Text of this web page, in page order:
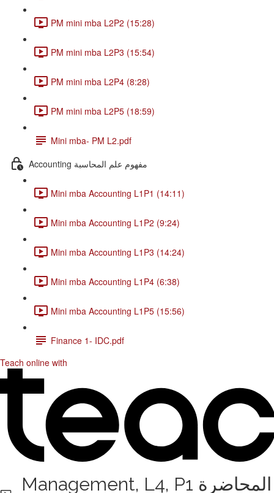
PM mini mba L2P2 (15:28)
PM mini mba L2P3 (15:54)
PM mini mba L2P4 (8:28)
PM mini mba L2P5 (18:59)
Mini mba- PM L2.pdf
Accounting مفهوم علم المحاسبة
Mini mba Accounting L1P1 (14:11)
Mini mba Accounting L1P2 (9:24)
Mini mba Accounting L1P3 (14:24)
Mini mba Accounting L1P4 (6:38)
Mini mba Accounting L1P5 (15:56)
Finance 1- IDC.pdf
Teach online with
Management, L4, P1 المحاضرة